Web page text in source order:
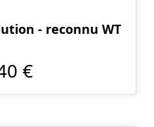
- reconnu WT
€